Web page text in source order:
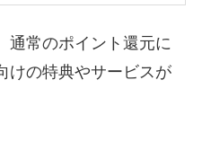
通常のポイント還元に
けの特典やサービスが